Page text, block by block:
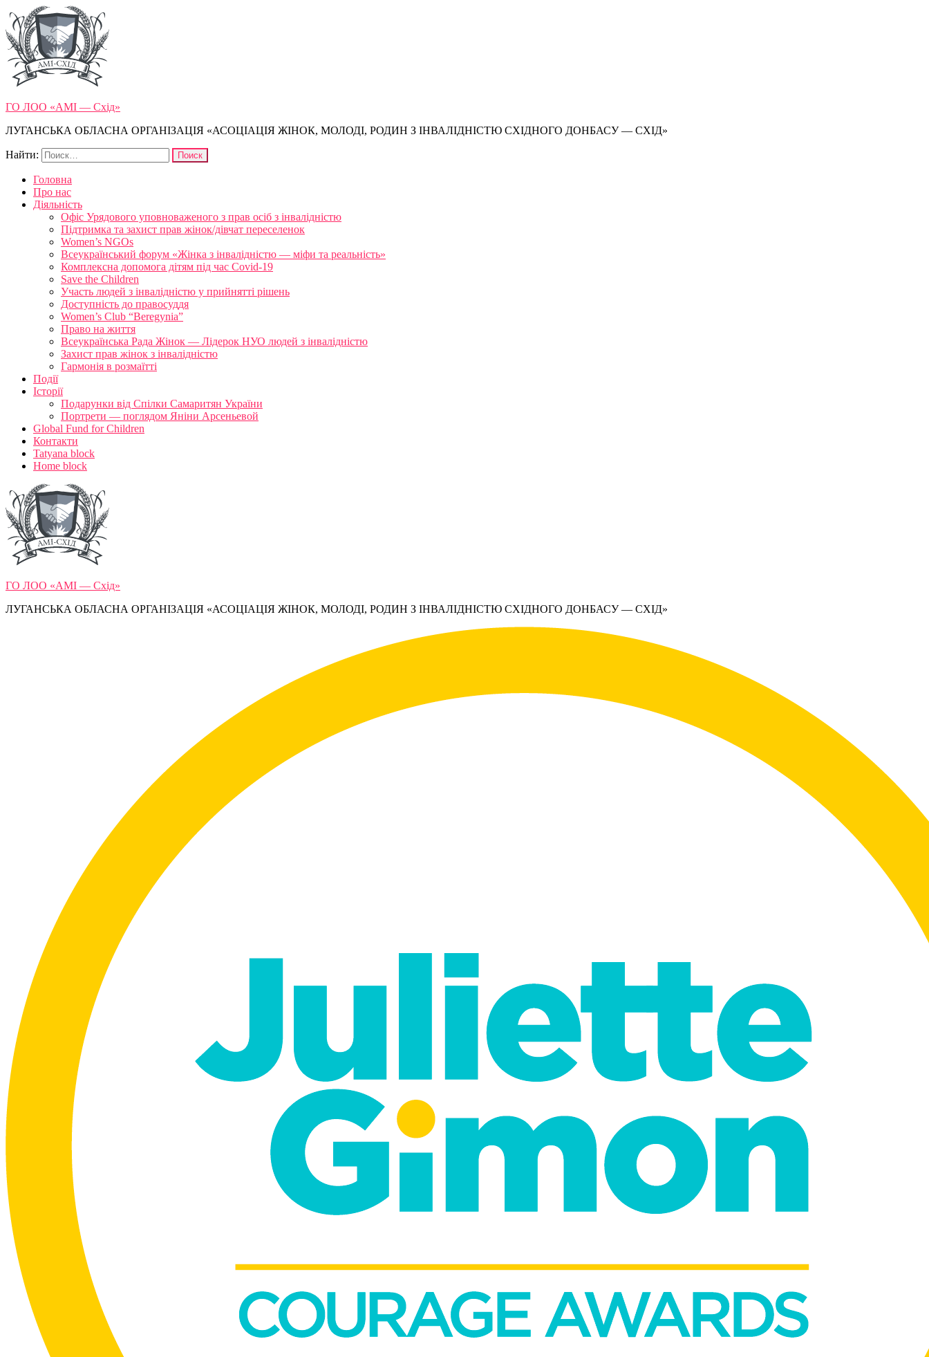
ГО ЛОО «АМІ — Схід»
ЛУГАНСЬКА ОБЛАСНА ОРГАНІЗАЦІЯ «АСОЦІАЦІЯ ЖІНОК, МОЛОДІ, РОДИН З ІНВАЛІДНІСТЮ СХІДНОГО ДОНБАСУ — СХІД»
Найти:
Головна
Про нас
Діяльність
Офіс Урядового уповноваженого з прав осіб з інвалідністю
Підтримка та захист прав жінок/дівчат переселенок
Women’s NGOs
Всеукраїнський форум «Жінка з інвалідністю — міфи та реальність»
Комплексна допомога дітям під час Covid-19
Save the Children
Участь людей з інвалідністю у прийнятті рішень
Доступність до правосуддя
Women’s Club “Beregynia”
Право на життя
Всеукраїнська Рада Жінок — Лідерок НУО людей з інвалідністю
Захист прав жінок з інвалідністю
Гармонія в розмаїтті
Події
Історії
Подарунки від Спілки Самаритян України
Портрети — поглядом Яніни Арсеньевой
Global Fund for Children
Контакти
Tatyana block
Home block
ГО ЛОО «АМІ — Схід»
ЛУГАНСЬКА ОБЛАСНА ОРГАНІЗАЦІЯ «АСОЦІАЦІЯ ЖІНОК, МОЛОДІ, РОДИН З ІНВАЛІДНІСТЮ СХІДНОГО ДОНБАСУ — СХІД»